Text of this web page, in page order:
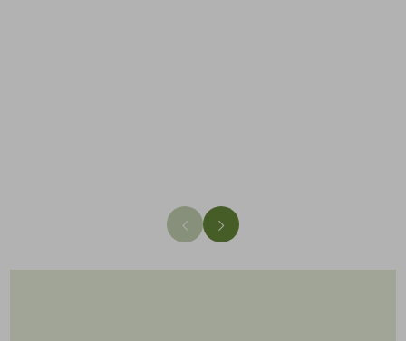
Accéder à l'élément précédent
Accéder à l'élément suivant